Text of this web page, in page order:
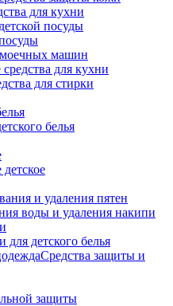
для кухни
посуды
машин
для кухни
для стирки
белья
и удаления пятен
воды и удаления накипи
детского белья
Средства защиты и
защиты